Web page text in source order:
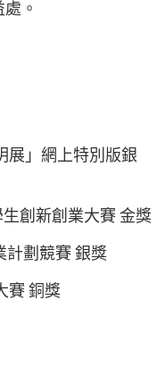
。
展」網上特別版銀
創新創業大賽 金獎
計劃競賽 銀獎
賽 銅獎